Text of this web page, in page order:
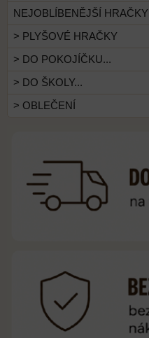
NEJOBLÍBENĚJŠÍ HRAČKY
> PLYŠOVÉ HRAČKY
> DO POKOJÍČKU...
> DO ŠKOLY...
> OBLEČENÍ